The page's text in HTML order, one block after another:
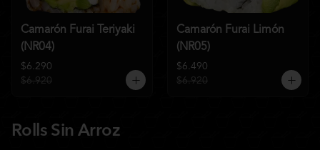
Camarón Furai Teriyaki
(NR04)
$6.290
$6.920
Camarón Furai Limón
(NR05)
$6.490
$6.920
Rolls Sin Arroz